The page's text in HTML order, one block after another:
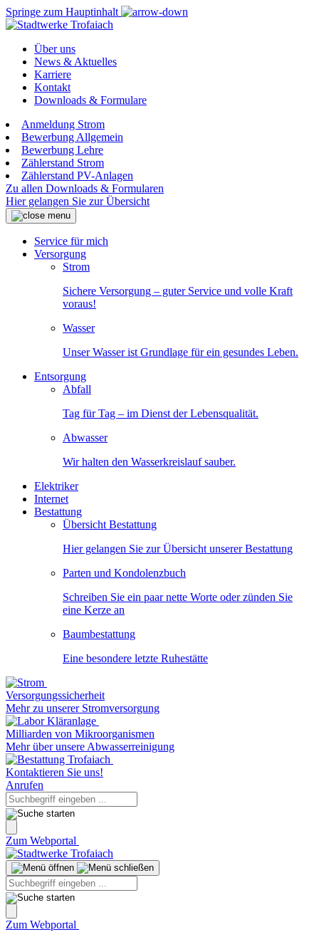
Springe zum Hauptinhalt
Über uns
News & Aktuelles
Karriere
Kontakt
Downloads & Formulare
Anmeldung Strom
Bewerbung Allgemein
Bewerbung Lehre
Zählerstand Strom
Zählerstand PV-Anlagen
Zu allen Downloads & Formularen
Hier gelangen Sie zur Übersicht
Service für mich
Versorgung
Strom
Sichere Versorgung – guter Service und volle Kraft
voraus!
Wasser
Unser Wasser ist Grundlage für ein gesundes Leben.
Entsorgung
Abfall
Tag für Tag – im Dienst der Lebensqualität.
Abwasser
Wir halten den Wasserkreislauf sauber.
Elektriker
Internet
Bestattung
Übersicht Bestattung
Hier gelangen Sie zur Übersicht unserer Bestattung
Parten und Kondolenzbuch
Schreiben Sie ein paar nette Worte oder zünden Sie
eine Kerze an
Baumbestattung
Eine besondere letzte Ruhestätte
Versorgungssicherheit
Mehr zu unserer Stromversorgung
Milliarden von Mikroorganismen
Mehr über unsere Abwasserreinigung
Kontaktieren Sie uns!
Anrufen
Zum Webportal
Zum Webportal